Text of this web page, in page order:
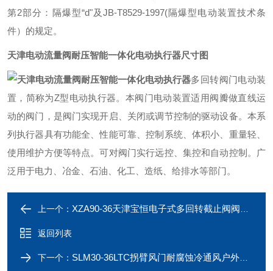
第2部分：隔爆型“d"及JB-T8529-1997(隔爆型电动装置技术条
件）的规定。
天津电动流量阀耐压智能一体化电动执行器尺寸图
多回转阀门电动装
置，简称为Z型电动执行器。本阀门电动装置适用阀瓣做直线运
动的阀门，是阀门实现开启、关闭或调节控制的驱动设备。本系
列执行器具有功能全、性能可靠、控制系统、体积小、重量轻、
使用维护方便等特点。可对阀门实行远控、集控和自动控制。广
泛用于电力、冶金、石油、化工、造纸、给排水等部门。
上一个： XZA90-36天津宝恒电子式多回转截止阀阀门电动执行器
返回列表
下一个： SLM30-36LTC拐臂风门耐腐蚀冷通风户外调节型电动执行器